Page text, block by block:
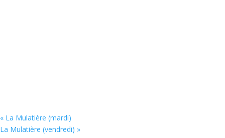
« La Mulatière (mardi)
La Mulatière (vendredi) »